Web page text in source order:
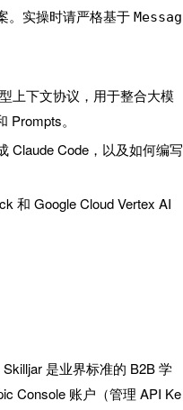
。实操时请严格基于 Messag
上下文协议，用于整合大模
。
Claude Code，以及如何编写
和 Google Cloud Vertex AI
是业界标准的 B2B 学
Console 账户（管理 API Ke